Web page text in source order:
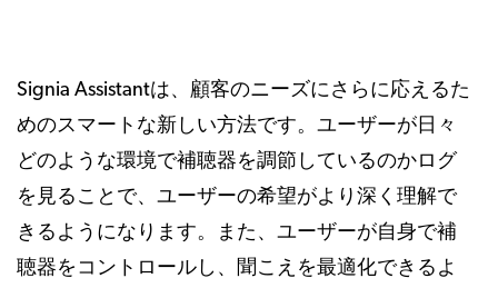
Signia Assistantは、顧客のニーズにさらに応えるた
めのスマートな新しい方法です。ユーザーが日々
どのような環境で補聴器を調節しているのかログ
を見ることで、ユーザーの希望がより深く理解で
きるようになります。また、ユーザーが自身で補
聴器をコントロールし、聞こえを最適化できるよ